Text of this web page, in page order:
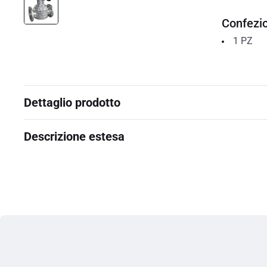
1 PZ
Dettaglio prodotto
Descrizione estesa